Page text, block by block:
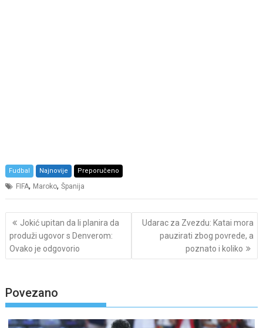
Fudbal Najnovije Preporučeno
FIFA, Maroko,Španija
Post
navigation
Jokić upitan da li planira da
produži ugovor s Denverom:
Ovako je odgovorio
Udarac za Zvezdu: Katai mora
pauzirati zbog povrede, a
poznato i koliko
Povezano